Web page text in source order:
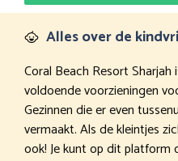
Alles over de
Coral Beach Resort
voldoende voorzieningen
Gezinnen die er even
vermaakt. Als de kleintjes
ook! Je kunt op dit platform